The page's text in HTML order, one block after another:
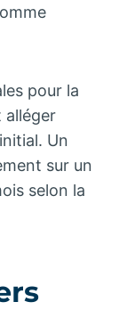
pour la
alléger
Un
sur un
selon la